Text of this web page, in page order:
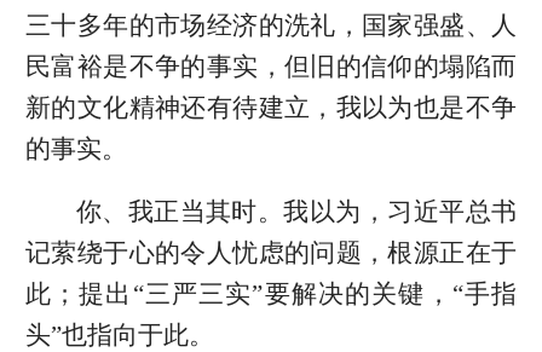
三十多年的市场经济的洗礼，国家强盛、人
民富裕是不争的事实，但旧的信仰的塌陷而
新的文化精神还有待建立，我以为也是不争
的事实。
你、我正当其时。我以为，习近平总书
记萦绕于心的令人忧虑的问题，根源正在于
此；提出“三严三实”要解决的关键，“手指
头”也指向于此。